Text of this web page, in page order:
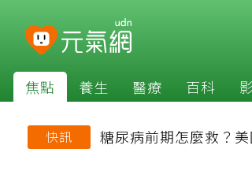
焦點 養生 醫療 百科
快訊 糖尿病前期怎麼救？